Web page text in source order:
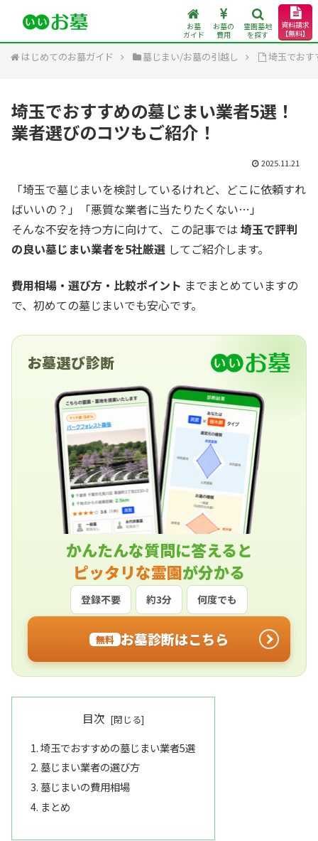
お墓
ガイド
お墓の
費用
霊園墓地
を探す
資料請求
【無料】
はじめてのお墓ガイド 墓じまい/お墓の引越し 埼玉でおす
埼玉でおすすめの墓じまい業者5選！
業者選びのコツもご紹介！
2025.11.21
「埼玉で墓じまいを検討しているけれど、どこに依頼すれ
ばいいの？」「悪質な業者に当たりたくない…」
そんな不安を持つ方に向けて、この記事では 埼玉で評判
の良い墓じまい業者を5社厳選 してご紹介します。
費用相場・選び方・比較ポイント までまとめていますの
で、初めての墓じまいでも安心です。
お墓選び診断
かんたんな質問に答えると
ピッタリな霊園が分かる
登録不要 約3分 何度でも
無料 お墓診断はこちら
目次
埼玉でおすすめの墓じまい業者5選
墓じまい業者の選び方
墓じまいの費用相場
まとめ